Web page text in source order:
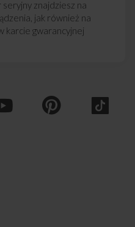
znajdziesz na
jak również na
karcie gwarancyjnej